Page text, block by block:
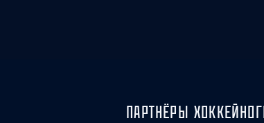
ПАРТНЁРЫ